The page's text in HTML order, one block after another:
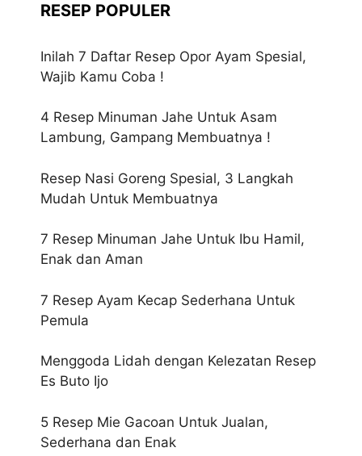
RESEP POPULER
Inilah 7 Daftar Resep Opor Ayam Spesial,
Wajib Kamu Coba !
4 Resep Minuman Jahe Untuk Asam
Lambung, Gampang Membuatnya !
Resep Nasi Goreng Spesial, 3 Langkah
Mudah Untuk Membuatnya
7 Resep Minuman Jahe Untuk Ibu Hamil,
Enak dan Aman
7 Resep Ayam Kecap Sederhana Untuk
Pemula
Menggoda Lidah dengan Kelezatan Resep
Es Buto Ijo
5 Resep Mie Gacoan Untuk Jualan,
Sederhana dan Enak